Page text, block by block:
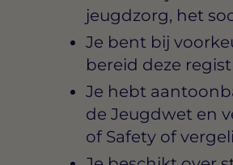
jeugdzorg, het
Je bent bij
bereid deze
Je hebt
de Jeugdwet en
of Safety of